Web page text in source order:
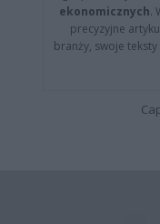
ekonomicznych.
precyzyjne
branży, swoje